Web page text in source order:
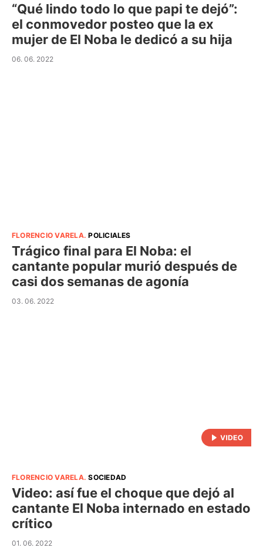
“Qué lindo todo lo que papi te dejó”:
el conmovedor posteo que la ex
mujer de El Noba le dedicó a su hija
06. 06. 2022
FLORENCIO VARELA.POLICIALES
Trágico final para El Noba: el
cantante popular murió después de
casi dos semanas de agonía
03. 06. 2022
FLORENCIO VARELA.SOCIEDAD
Video: así fue el choque que dejó al
cantante El Noba internado en estado
crítico
01. 06. 2022